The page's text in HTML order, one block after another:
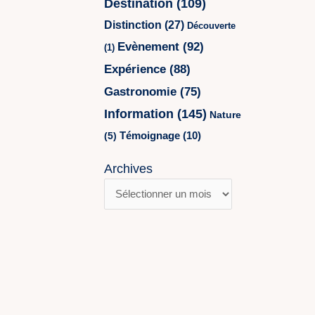
Destination (109)
Distinction (27) Découverte
(1) Evènement (92)
Expérience (88)
Gastronomie (75)
Information (145) Nature
(5) Témoignage (10)
Archives
Archives